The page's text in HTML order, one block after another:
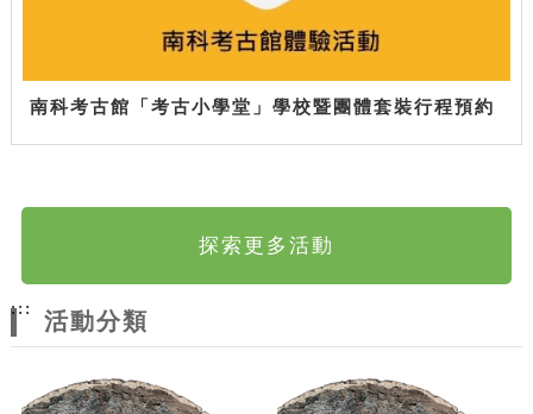
南科考古館「考古小學堂」學校暨團體套裝行程預約
探索更多活動
:::
活動分類